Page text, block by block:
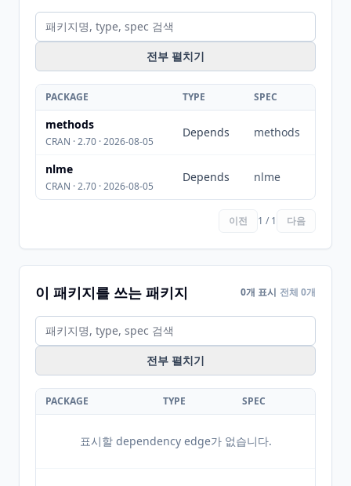
전부 펼치기
PACKAGE TYPE SPEC
methods
CRAN · 2.70 · 2026-08-05
Depends methods
nlme
CRAN · 2.70 · 2026-08-05
Depends nlme
이전 1 / 1 다음
이 패키지를 쓰는 패키지 0개 표시 전체 0개
전부 펼치기
PACKAGE TYPE SPEC
표시할 dependency edge가 없습니다.